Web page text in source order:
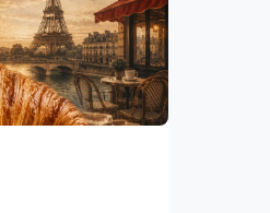
kecemasan
ini temuan